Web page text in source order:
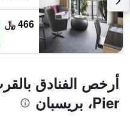
466 ﷼
Pier، بريسبان